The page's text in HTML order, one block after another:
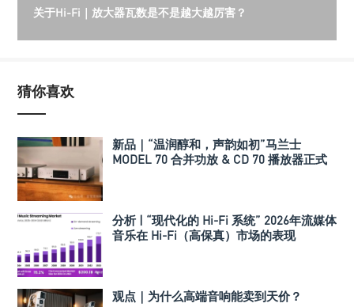
关于Hi-Fi｜放大器瓦数是不是越大越厉害？
猜你喜欢
新品｜“温润醇和，声韵如初”马兰士
MODEL 70 合并功放 & CD 70 播放器正式
分析 | “现代化的 Hi-Fi 系统” 2026年流媒体
音乐在 Hi-Fi（高保真）市场的表现
观点｜为什么高端音响能卖到天价？